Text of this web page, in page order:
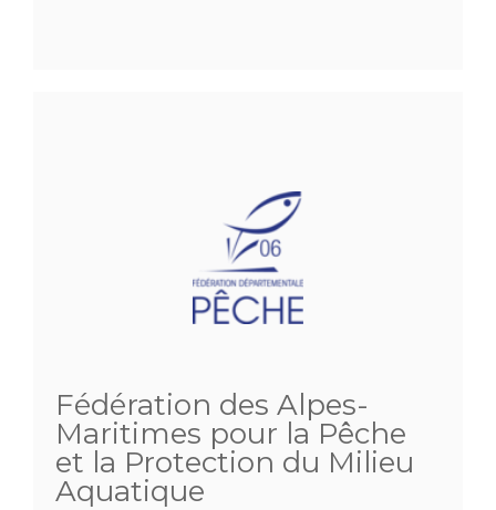
Fédération des Alpes-
Maritimes pour la Pêche
et la Protection du Milieu
Aquatique